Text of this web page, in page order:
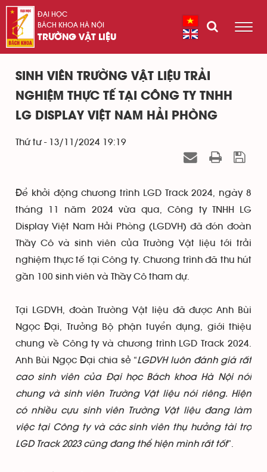
ĐẠI HỌC
BÁCH KHOA HÀ NỘI
TRƯỜNG VẬT LIỆU
SINH VIÊN TRƯỜNG VẬT LIỆU TRẢI
NGHIỆM THỰC TẾ TẠI CÔNG TY TNHH
LG DISPLAY VIỆT NAM HẢI PHÒNG
Thứ tư - 13/11/2024 19:19
Để khởi động chương trình LGD Track 2024, ngày 8
tháng 11 năm 2024 vừa qua, Công ty TNHH LG
Display Việt Nam Hải Phòng (LGDVH) đã đón đoàn
Thầy Cô và sinh viên của Trường Vật liệu tới trải
nghiệm thực tế tại Công ty. Chương trình đã thu hút
gần 100 sinh viên và Thầy Cô tham dự.
Tại LGDVH, đoàn Trường Vật liệu đã được Anh Bùi
Ngọc Đại, Trưởng Bộ phận tuyển dụng, giới thiệu
chung về Công ty và chương trình LGD Track 2024.
Anh Bùi Ngọc Đại chia sẻ “LGDVH luôn đánh giá rất
cao sinh viên của Đại học Bách khoa Hà Nội nói
chung và sinh viên Trường Vật liệu nói riêng. Hiện
có nhiều cựu sinh viên Trường Vật liệu đang làm
việc tại Công ty và các sinh viên thụ hưởng tài trợ
LGD Track 2023 cũng đang thể hiện mình rất tốt”.